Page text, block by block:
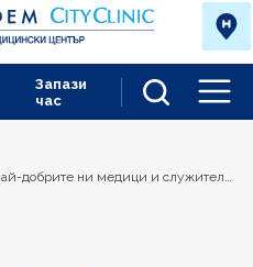
Запази
час
добрите ни медици и служители